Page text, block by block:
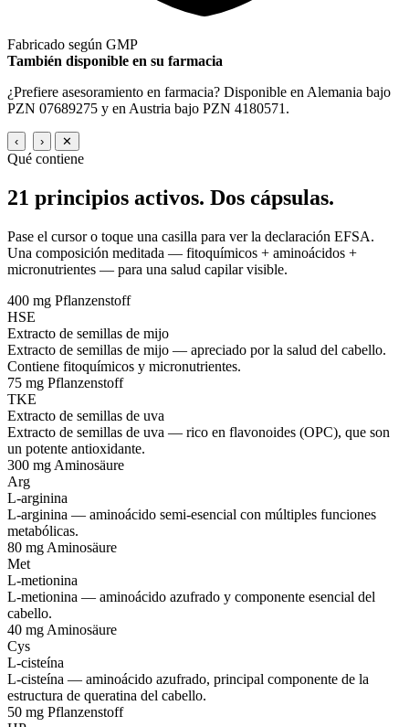
Fabricado según GMP
También disponible en su farmacia
¿Prefiere asesoramiento en farmacia? Disponible en Alemania bajo
PZN 07689275 y en Austria bajo PZN 4180571.
‹ › ✕
Qué contiene
21 principios activos. Dos cápsulas.
Pase el cursor o toque una casilla para ver la declaración EFSA.
Una composición meditada — fitoquímicos + aminoácidos +
micronutrientes — para una salud capilar visible.
400 mg Pflanzenstoff
HSE
Extracto de semillas de mijo
Extracto de semillas de mijo — apreciado por la salud del cabello.
Contiene fitoquímicos y micronutrientes.
75 mg Pflanzenstoff
TKE
Extracto de semillas de uva
Extracto de semillas de uva — rico en flavonoides (OPC), que son
un potente antioxidante.
300 mg Aminosäure
Arg
L-arginina
L-arginina — aminoácido semi-esencial con múltiples funciones
metabólicas.
80 mg Aminosäure
Met
L-metionina
L-metionina — aminoácido azufrado y componente esencial del
cabello.
40 mg Aminosäure
Cys
L-cisteína
L-cisteína — aminoácido azufrado, principal componente de la
estructura de queratina del cabello.
50 mg Pflanzenstoff